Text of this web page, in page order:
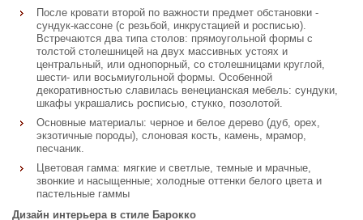
После кровати второй по важности предмет обстановки -
сундук-кассоне (с резьбой, инкрустацией и росписью).
Встречаются два типа столов: прямоугольной формы с
толстой столешницей на двух массивных устоях и
центральный, или однопорный, со столешницами круглой,
шести- или восьмиугольной формы. Особенной
декоративностью славилась венецианская мебель: сундуки,
шкафы украшались росписью, стукко, позолотой.
Основные материалы: черное и белое дерево (дуб, орех,
экзотичные породы), слоновая кость, камень, мрамор,
песчаник.
Цветовая гамма: мягкие и светлые, темные и мрачные,
звонкие и насыщенные; холодные оттенки белого цвета и
пастельные гаммы
Дизайн интерьера в стиле Барокко